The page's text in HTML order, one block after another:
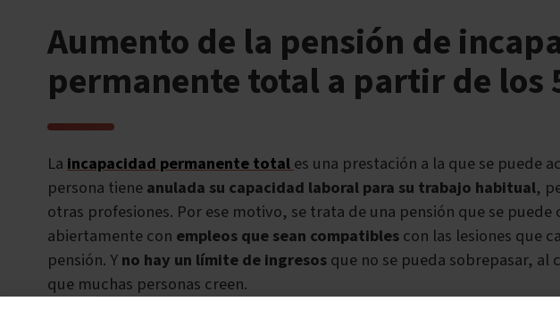
Aumento de la pensión de
permanente total a partir de los
La incapacidad permanente totales una prestación a la que se puede
persona tieneanulada su capacidad laboral para su trabajo habitual,
otras profesiones. Por ese motivo, se trata de una pensión que se
abiertamente con empleos que sean compatiblescon las lesiones que
pensión. Yno hay un límite de ingresosque no se pueda sobrepasar, al
que muchas personas creen.